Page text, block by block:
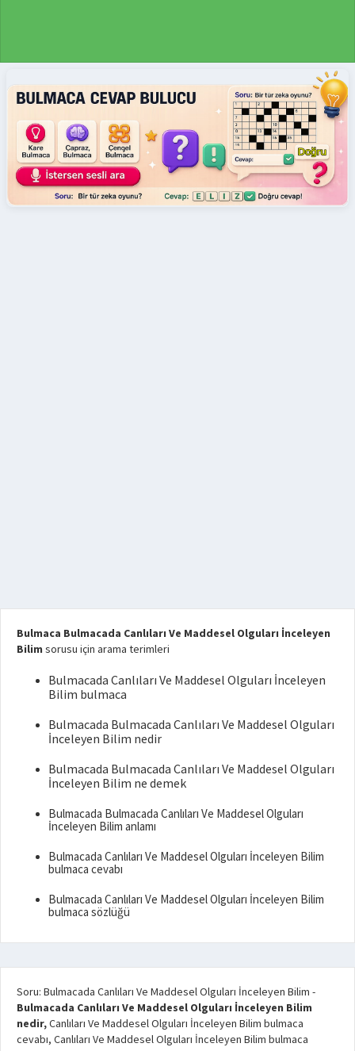
Bulmaca Bulmacada Canlıları Ve Maddesel Olguları İnceleyen
Bilim sorusu için arama terimleri
Bulmacada Canlıları Ve Maddesel Olguları İnceleyen
Bilim bulmaca
Bulmacada Bulmacada Canlıları Ve Maddesel Olguları
İnceleyen Bilim nedir
Bulmacada Bulmacada Canlıları Ve Maddesel Olguları
İnceleyen Bilim ne demek
Bulmacada Bulmacada Canlıları Ve Maddesel Olguları
İnceleyen Bilim anlamı
Bulmacada Canlıları Ve Maddesel Olguları İnceleyen Bilim
bulmaca cevabı
Bulmacada Canlıları Ve Maddesel Olguları İnceleyen Bilim
bulmaca sözlüğü
Soru: Bulmacada Canlıları Ve Maddesel Olguları İnceleyen Bilim -
Bulmacada Canlıları Ve Maddesel Olguları İnceleyen Bilim
nedir,Canlıları Ve Maddesel Olguları İnceleyen Bilim bulmaca
cevabı, Canlıları Ve Maddesel Olguları İnceleyen Bilim bulmaca